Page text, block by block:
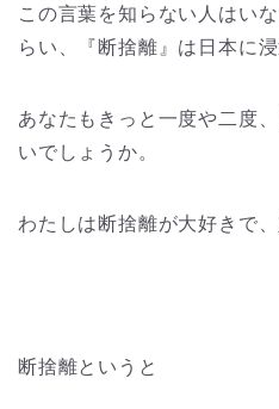
この言葉を知らない人はい
らい、『断捨離』は日本に浸
あなたもきっと一度や二度
いでしょうか。
わたしは断捨離が大好きで
断捨離というと